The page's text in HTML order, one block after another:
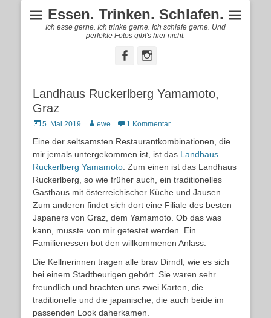
Essen. Trinken. Schlafen.
Ich esse gerne. Ich trinke gerne. Ich schlafe gerne. Und
perfekte Fotos gibt's hier nicht.
FacebookInstagram
Landhaus Ruckerlberg Yamamoto,
Graz
Posted
5. Mai 2019 Autorewe 1 Kommentar
Eine der seltsamsten Restaurantkombinationen, die
mir jemals untergekommen ist, ist das Landhaus
Ruckerlberg Yamamoto . Zum einen ist das Landhaus
Ruckerlberg, so wie früher auch, ein traditionelles
Gasthaus mit österreichischer Küche und Jausen.
Zum anderen findet sich dort eine Filiale des besten
Japaners von Graz, dem Yamamoto. Ob das was
kann, musste von mir getestet werden. Ein
Familienessen bot den willkommenen Anlass.
Die Kellnerinnen tragen alle brav Dirndl, wie es sich
bei einem Stadtheurigen gehört. Sie waren sehr
freundlich und brachten uns zwei Karten, die
traditionelle und die japanische, die auch beide im
passenden Look daherkamen.